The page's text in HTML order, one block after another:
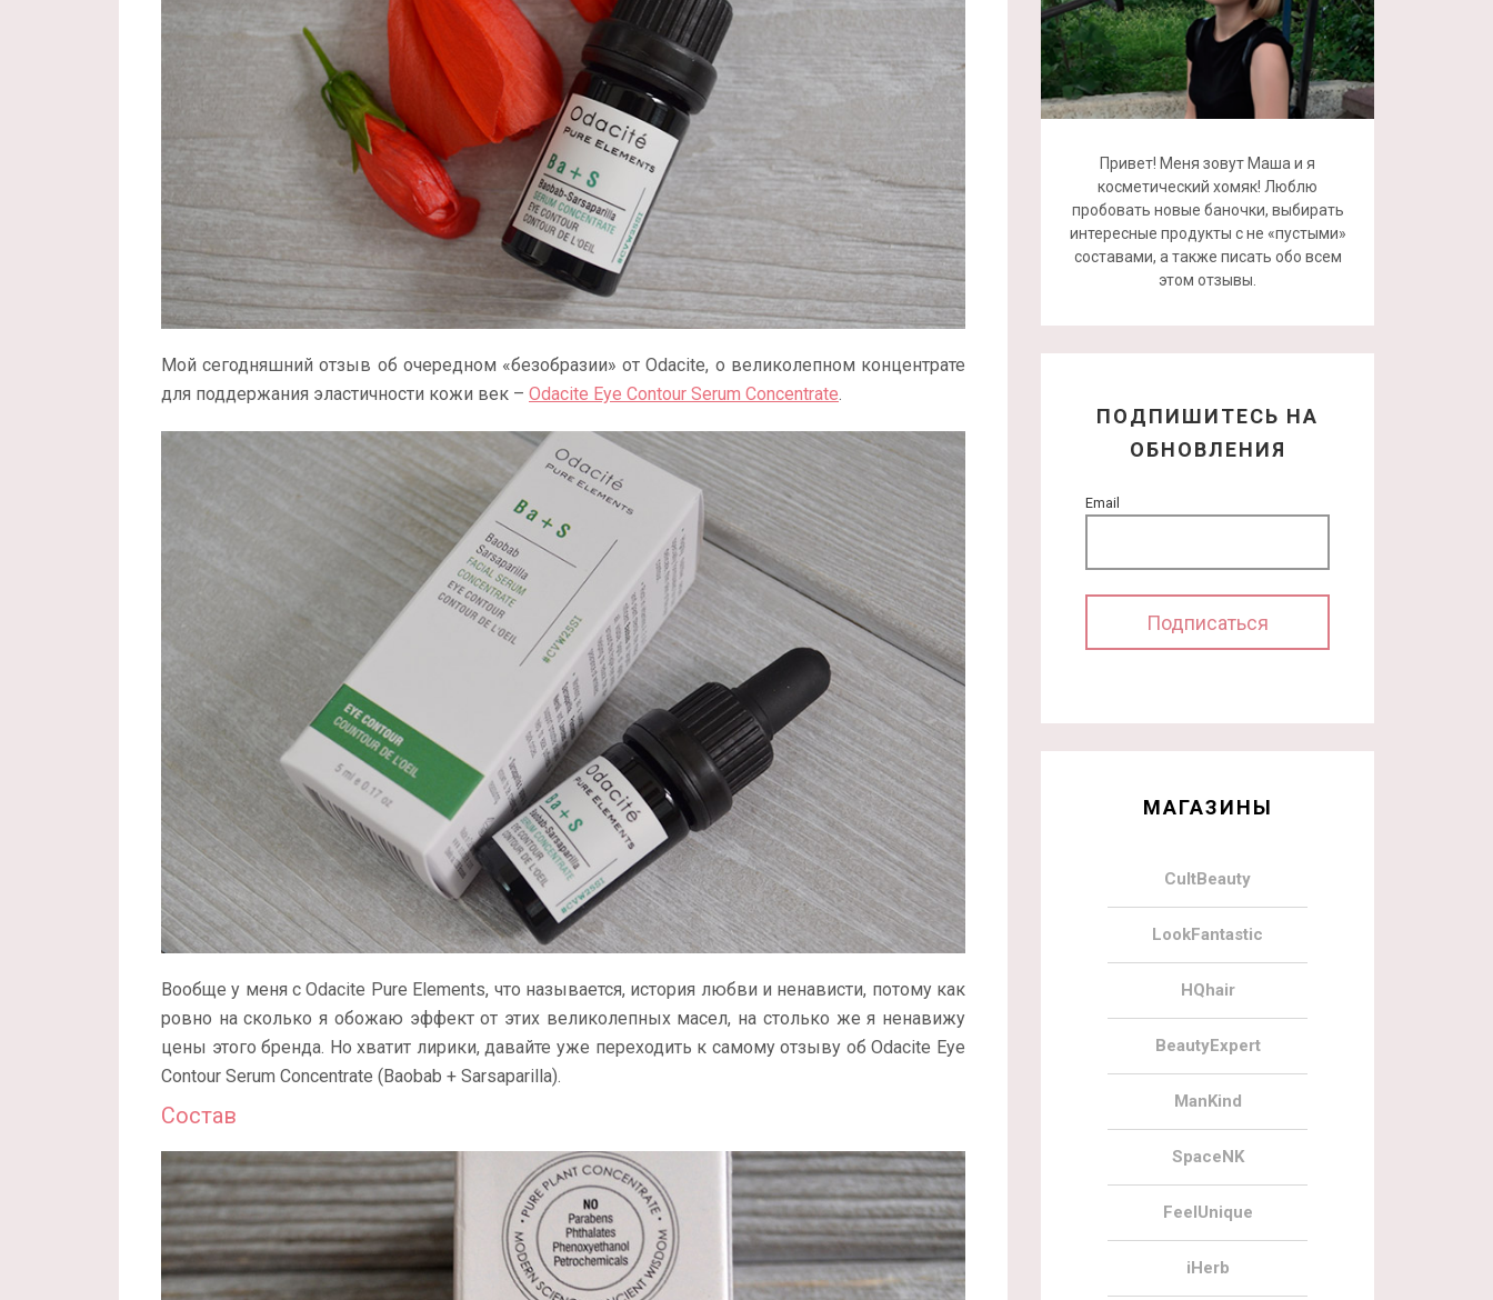
Мой сегодняшний отзыв об очередном «безобразии» от Odacite, о великолепном концентрате
для поддержания эластичности кожи век – Odacite Eye Contour Serum Concentrate.
Вообще у меня с Odacite Pure Elements, что называется, история любви и ненависти, потому как
ровно на сколько я обожаю эффект от этих великолепных масел, на столько же я ненавижу
цены этого бренда. Но хватит лирики, давайте уже переходить к самому отзыву об Odacite Eye
Contour Serum Concentrate (Baobab + Sarsaparilla).
Состав
Привет! Меня зовут Маша и я
косметический хомяк! Люблю
пробовать новые баночки, выбирать
интересные продукты с не «пустыми»
составами, а также писать обо всем
этом отзывы.
ПОДПИШИТЕСЬ НА
ОБНОВЛЕНИЯ
Email
МАГАЗИНЫ
CultBeauty
LookFantastic
HQhair
BeautyExpert
ManKind
SpaceNK
FeelUnique
iHerb